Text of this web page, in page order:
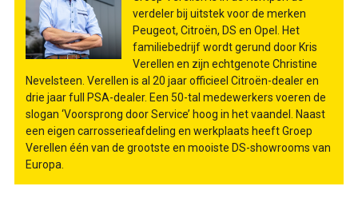
verdeler bij uitstek voor de merken
Peugeot, Citroën, DS en Opel. Het
familiebedrijf wordt gerund door Kris
Verellen en zijn echtgenote Christine
Nevelsteen. Verellen is al 20 jaar officieel Citroën-dealer en
drie jaar full PSA-dealer. Een 50-tal medewerkers voeren de
slogan ‘Voorsprong door Service’ hoog in het vaandel. Naast
een eigen carrosserieafdeling en werkplaats heeft Groep
Verellen één van de grootste en mooiste DS-showrooms van
Europa.